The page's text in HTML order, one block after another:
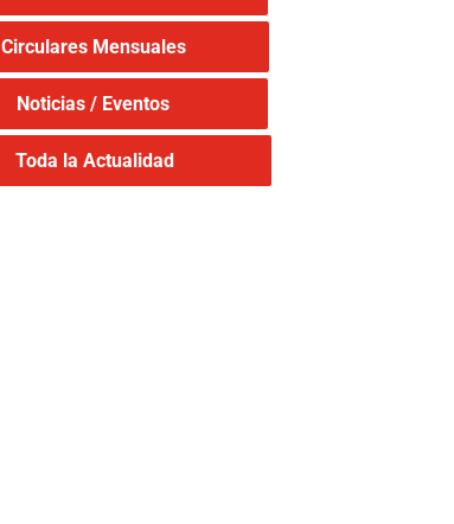
Circulares Mensuales
Noticias / Eventos
Toda la Actualidad